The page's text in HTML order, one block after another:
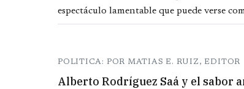
espectáculo lamentable que puede verse
POLITICA: POR MATIAS E. RUIZ, EDITOR
Alberto Rodríguez Saá y el sabor